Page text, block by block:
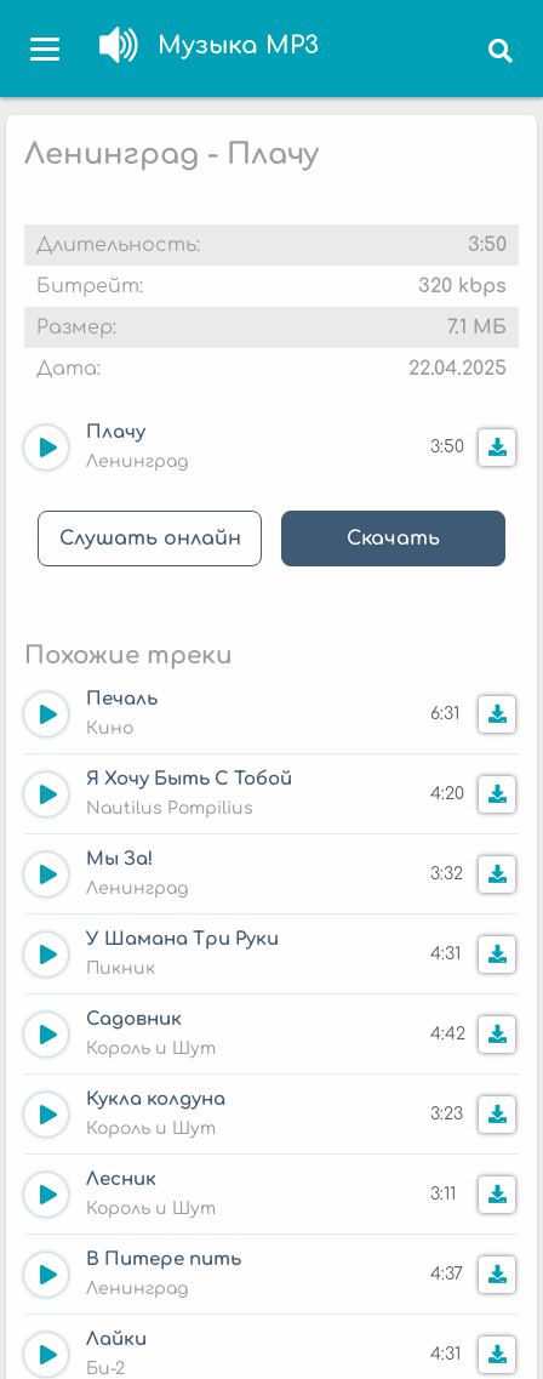
Музыка MP3
Ленинград - Плачу
Длительность:
3:50
Битрейт:
320 kbps
Размер:
7.1 МБ
Дата:
22.04.2025
Плачу
Ленинград
3:50
Слушать онлайн Скачать
Похожие треки
Печаль
Кино
6:31
Я Хочу Быть С Тобой
Nautilus Pompilius
4:20
Мы За!
Ленинград
3:32
У Шамана Три Руки
Пикник
4:31
Садовник
Король и Шут
4:42
Кукла колдуна
Король и Шут
3:23
Лесник
Король и Шут
3:11
В Питере пить
Ленинград
4:37
Лайки
Би-2
4:31